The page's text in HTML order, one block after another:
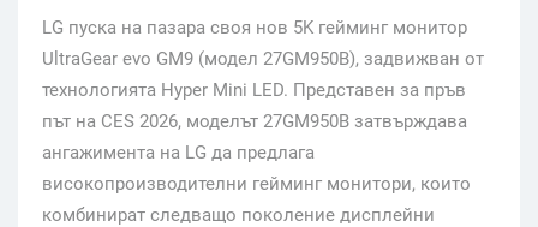
LG пуска на пазара своя нов 5K гейминг монитор
UltraGear evo GM9 (модел 27GM950B), задвижван от
технологията Hyper Mini LED. Представен за пръв
път на CES 2026, моделът 27GM950B затвърждава
ангажимента на LG да предлага
високопроизводителни гейминг монитори, които
комбинират следващо поколение дисплейни